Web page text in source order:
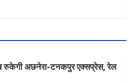
n i u
T
रुकेगी अछनेरा-टनकपुर एक्सप्रेस, रेल